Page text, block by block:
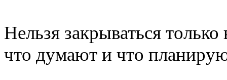
Нельзя закрываться
что думают и что